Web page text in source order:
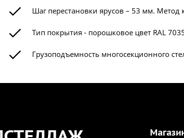
Шаг перестановки ярусов – 53 мм. Метод
Тип покрытия - порошковое цвет RAL
Грузоподъемность многосекционного